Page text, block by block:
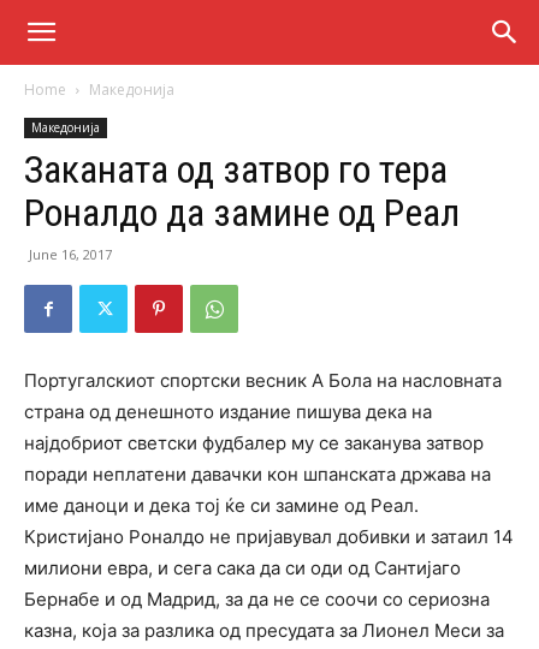
Home Македонија
Македонија
Заканата од затвор го тера
Роналдо да замине од Реал
June 16, 2017
Португалскиот спортски весник А Бола на насловната
страна од денешното издание пишува дека на
најдобриот светски фудбалер му се заканува затвор
поради неплатени давачки кон шпанската држава на
име даноци и дека тој ќе си замине од Реал.
Кристијано Роналдо не пријавувал добивки и затаил 14
милиони евра, и сега сака да си оди од Сантијаго
Бернабе и од Мадрид, за да не се соочи со сериозна
казна, која за разлика од пресудата за Лионел Меси за